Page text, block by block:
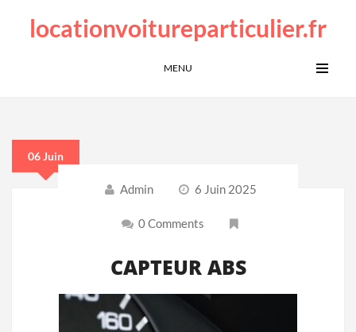
locationvoitureparticulier.fr
MENU
06 Juin
Admin 6 Juin 2025
0 Comments
CAPTEUR ABS